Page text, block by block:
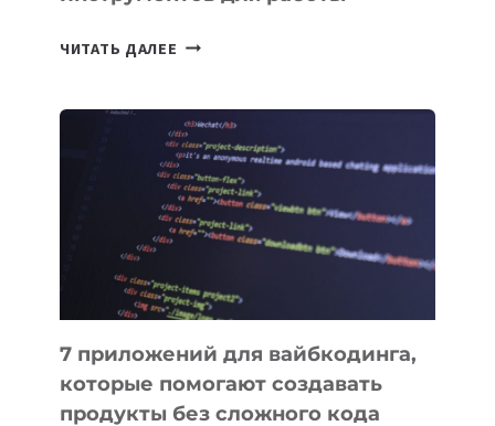
ЧИТАТЬ ДАЛЕЕ ТАСК-
ПОЛЕЗНЫХ
ИНСТРУМЕНТОВ
ДЛЯ
РАБОТЫ
7 приложений для вайбкодинга,
которые помогают создавать
продукты без сложного кода